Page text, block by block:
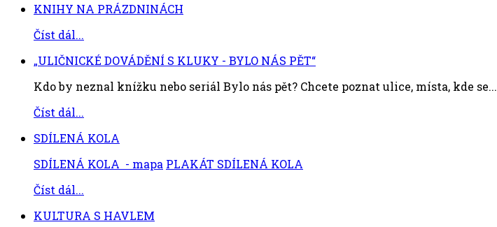
KNIHY NA PRÁZDNINÁCH
Číst dál...
„ULIČNICKÉ DOVÁDĚNÍ S KLUKY - BYLO NÁS PĚT“
Kdo by neznal knížku nebo seriál Bylo nás pět? Chcete poznat ulice, místa, kde se...
Číst dál...
SDÍLENÁ KOLA
SDÍLENÁ KOLA - mapa PLAKÁT SDÍLENÁ KOLA
Číst dál...
KULTURA S HAVLEM